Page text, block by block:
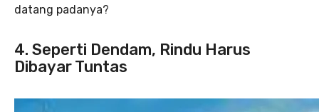
datang padanya?
4. Seperti Dendam, Rindu Harus
Dibayar Tuntas